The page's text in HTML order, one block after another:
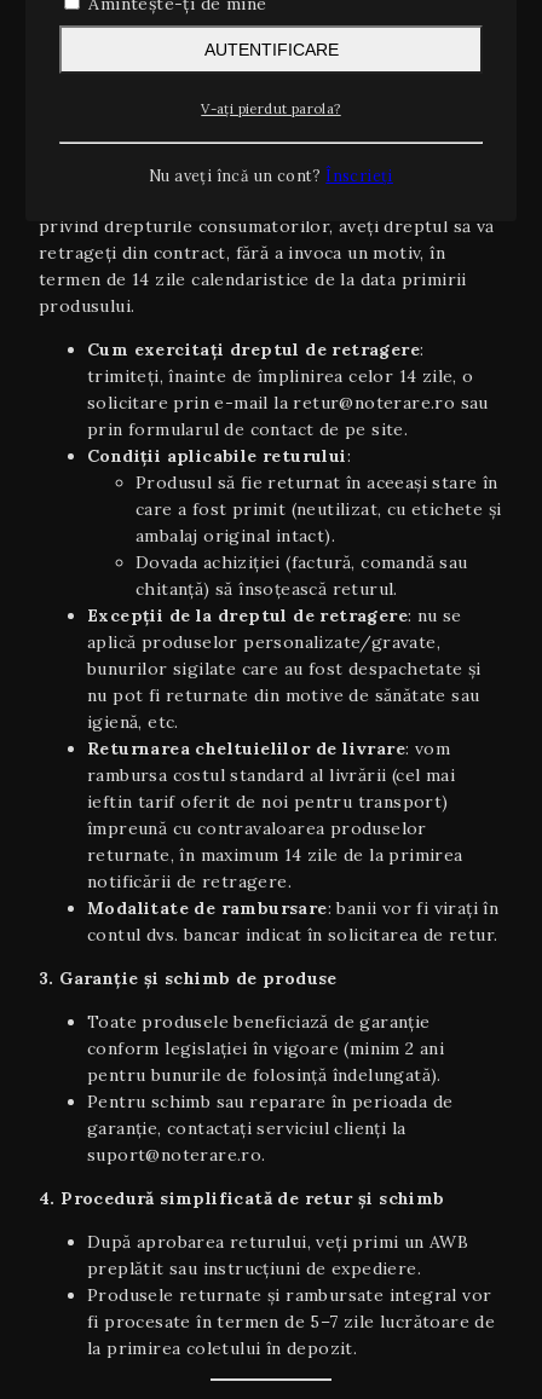
de 10 lei (inclusiv TVA).
Estimări orientative: timpii de livrare sunt
orientativi şi pot varia în funcție de stoc,
disponibilitatea curierului sau condiții
2. Dreptul de retragere (14 zile)
privind drepturile consumatorilor, aveți dreptul să vă
retrageți din contract, fără a invoca un motiv, în
termen de 14 zile calendaristice de la data primirii
produsului.
Cum exercitați dreptul de retragere:
trimiteți, înainte de împlinirea celor 14 zile, o
solicitare prin e-mail la retur@noterare.ro sau
prin formularul de contact de pe site.
Condiţii aplicabile returului:
Produsul să fie returnat în aceeaşi stare în
care a fost primit (neutilizat, cu etichete și
ambalaj original intact).
Dovada achiziției (factură, comandă sau
chitanță) să însoțească returul.
Excepții de la dreptul de retragere: nu se
aplică produselor personalizate/gravate,
bunurilor sigilate care au fost despachetate și
nu pot fi returnate din motive de sănătate sau
igienă, etc.
Returnarea cheltuielilor de livrare: vom
rambursa costul standard al livrării (cel mai
ieftin tarif oferit de noi pentru transport)
împreună cu contravaloarea produselor
returnate, în maximum 14 zile de la primirea
notificării de retragere.
Modalitate de rambursare: banii vor fi virați în
contul dvs. bancar indicat în solicitarea de retur.
3. Garanție și schimb de produse
Toate produsele beneficiază de garanție
conform legislației în vigoare (minim 2 ani
pentru bunurile de folosință îndelungată).
Pentru schimb sau reparare în perioada de
garanție, contactați serviciul clienți la
suport@noterare.ro.
4. Procedură simplificată de retur și schimb
După aprobarea returului, veți primi un AWB
preplătit sau instrucțiuni de expediere.
Produsele returnate și rambursate integral vor
fi procesate în termen de 5–7 zile lucrătoare de
la primirea coletului în depozit.
AUTENTIFICARE
V-ați pierdut parola?
Nu aveți încă un cont? Înscrieți